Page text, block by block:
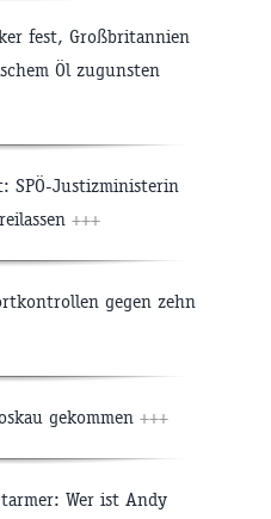
fest, Großbritannien
Öl zugunsten
SPÖ-Justizministerin
+++
gegen zehn
gekommen +++
Wer ist Andy